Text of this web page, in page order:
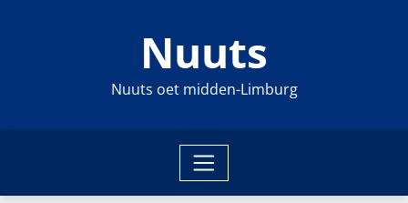
Nuuts
Nuuts oet midden-Limburg